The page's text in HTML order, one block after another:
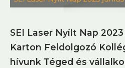
SEI Laser Nyílt Nap
Karton Feldolgozó
hívunk Téged és